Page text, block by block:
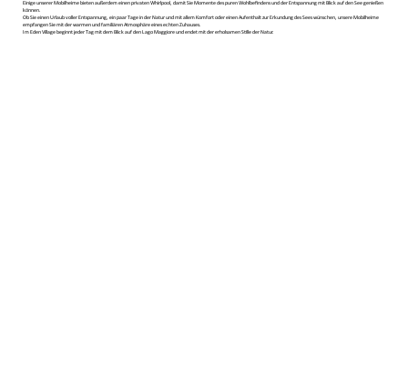
Einige unserer Mobilheime bieten außerdem einen privaten Whirlpool, damit Sie Momente des puren Wohlbefindens und der Entspannung mit Blick auf den See genießen
können.
Ob Sie einen Urlaub voller Entspannung, ein paar Tage in der Natur und mit allem Komfort oder einen Aufenthalt zur Erkundung des Sees wünschen, unsere Mobilheime
empfangen Sie mit der warmen und familiären Atmosphäre eines echten Zuhauses.
Im Eden Village beginnt jeder Tag mit dem Blick auf den Lago Maggiore und endet mit der erholsamen Stille der Natur.